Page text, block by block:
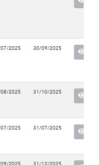
2025 30/09/2025
2025 31/10/2025
2025 31/07/2025